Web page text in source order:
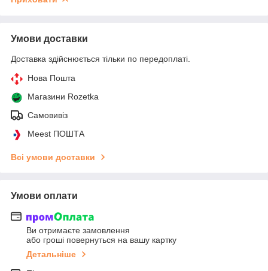
Умови доставки
Доставка здійснюється тільки по передоплаті.
Нова Пошта
Магазини Rozetka
Самовивіз
Meest ПОШТА
Всі умови доставки
Умови оплати
Ви отримаєте замовлення
або гроші повернуться на вашу картку
Детальніше